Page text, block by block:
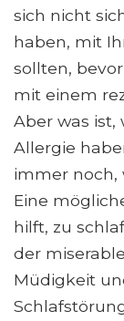
sich nicht
haben, mit
sollten,
mit einem
Aber was ist,
Allergie
immer noch,
Eine
hilft, zu
der
Müdigkeit